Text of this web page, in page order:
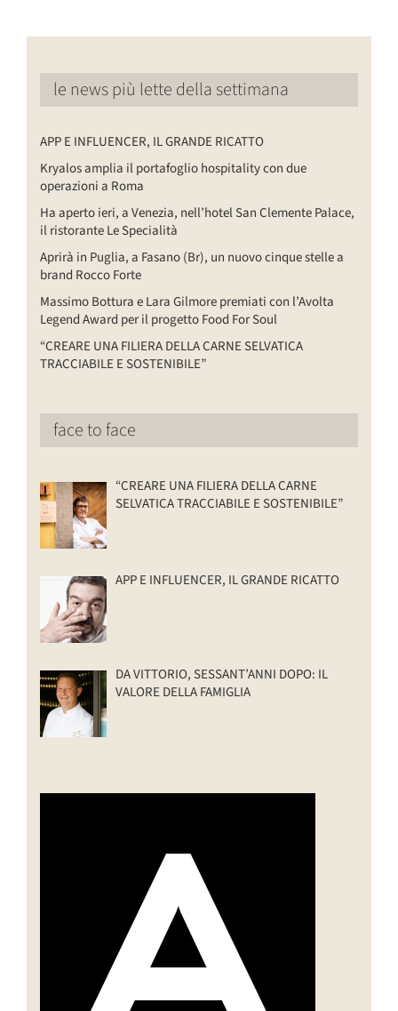
le news più lette della settimana
APP E INFLUENCER, IL GRANDE RICATTO
Kryalos amplia il portafoglio hospitality con due
operazioni a Roma
Ha aperto ieri, a Venezia, nell’hotel San Clemente Palace,
il ristorante Le Specialità
Aprirà in Puglia, a Fasano (Br), un nuovo cinque stelle a
brand Rocco Forte
Massimo Bottura e Lara Gilmore premiati con l’Avolta
Legend Award per il progetto Food For Soul
“CREARE UNA FILIERA DELLA CARNE SELVATICA
TRACCIABILE E SOSTENIBILE”
face to face
“CREARE UNA FILIERA DELLA CARNE
SELVATICA TRACCIABILE E SOSTENIBILE”
APP E INFLUENCER, IL GRANDE RICATTO
DA VITTORIO, SESSANT’ANNI DOPO: IL
VALORE DELLA FAMIGLIA